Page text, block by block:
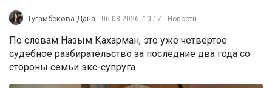
Тугамбекова Дана 06.08.2026, 10:17 Новости
По словам Назым Кахарман, это уже четвертое
судебное разбирательство за последние два года со
стороны семьи экс-супруга